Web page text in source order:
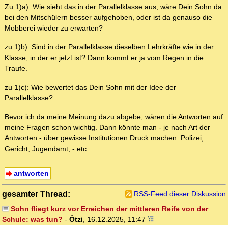
Zu 1)a): Wie sieht das in der Parallelklasse aus, wäre Dein Sohn da
bei den Mitschülern besser aufgehoben, oder ist da genauso die
Mobberei wieder zu erwarten?
zu 1)b): Sind in der Parallelklasse dieselben Lehrkräfte wie in der
Klasse, in der er jetzt ist? Dann kommt er ja vom Regen in die
Traufe.
zu 1)c): Wie bewertet das Dein Sohn mit der Idee der
Parallelklasse?
Bevor ich da meine Meinung dazu abgebe, wären die Antworten auf
meine Fragen schon wichtig. Dann könnte man - je nach Art der
Antworten - über gewisse Institutionen Druck machen. Polizei,
Gericht, Jugendamt, - etc.
antworten
gesamter Thread:
RSS-Feed dieser Diskussion
Sohn fliegt kurz vor Erreichen der mittleren Reife von der
Schule: was tun? - Ötzi, 16.12.2025, 11:47